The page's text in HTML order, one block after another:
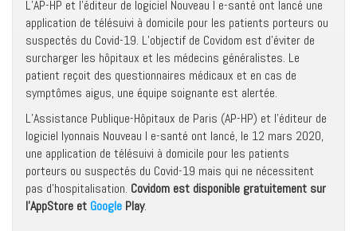
L’AP-HP et l’éditeur de logiciel Nouveau l e-santé ont lancé une
application de télésuivi à domicile pour les patients porteurs ou
suspectés du Covid-19. L’objectif de Covidom est d’éviter de
surcharger les hôpitaux et les médecins généralistes. Le
patient reçoit des questionnaires médicaux et en cas de
symptômes aigus, une équipe soignante est alertée.
L’Assistance Publique-Hôpitaux de Paris (AP-HP) et l’éditeur de
logiciel lyonnais Nouveau l e-santé ont lancé, le 12 mars 2020,
une application de télésuivi à domicile pour les patients
porteurs ou suspectés du Covid-19 mais qui ne nécessitent
pas d’hospitalisation. Covidom est disponible gratuitement sur
l’AppStore et Google Play.